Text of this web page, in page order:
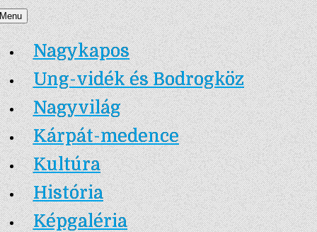
Skip
to
content
Nagykapos.ma
Nagykapos
Ung-vidék és Bodrogköz
Nagyvilág
Kárpát-medence
Kultúra
História
Képgaléria